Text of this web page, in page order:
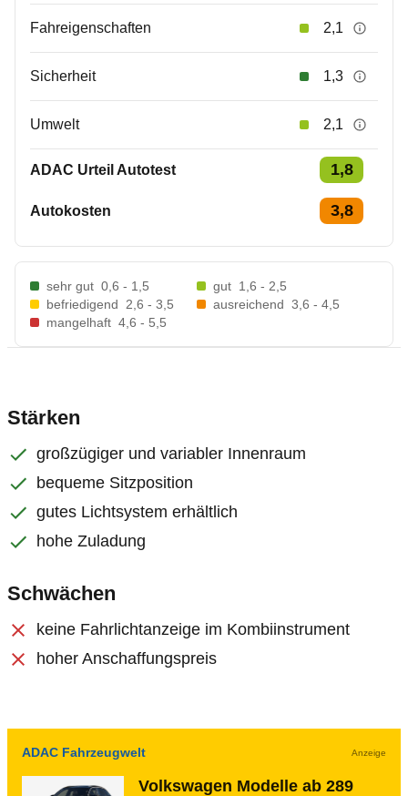
Fahreigenschaften 2,1
Sicherheit 1,3
Umwelt 2,1
ADAC Urteil Autotest 1,8
Autokosten 3,8
sehr gut 0,6 - 1,5 gut 1,6 - 2,5
befriedigend
2,6 - 3,5 ausreichend 3,6 - 4,5
mangelhaft 4,6 - 5,5
Stärken
großzügiger und variabler Innenraum
bequeme Sitzposition
gutes Lichtsystem erhältlich
hohe Zuladung
Schwächen
keine Fahrlichtanzeige im Kombiinstrument
hoher Anschaffungspreis
ADAC Fahrzeugwelt Anzeige
Volkswagen Modelle ab 289